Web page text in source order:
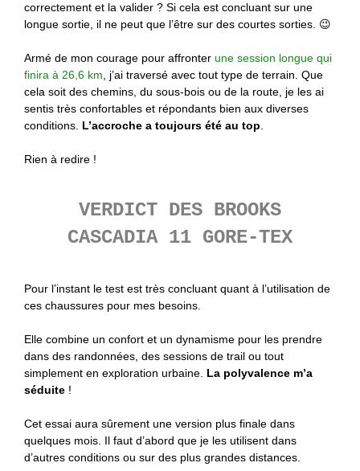
correctement et la valider ? Si cela est concluant sur une
longue sortie, il ne peut que l’être sur des courtes sorties. 😉
Armé de mon courage pour affronter une session longue qui
finira à 26,6 km, j’ai traversé avec tout type de terrain. Que
cela soit des chemins, du sous-bois ou de la route, je les ai
sentis très confortables et répondants bien aux diverses
conditions. L’accroche a toujours été au top.
Rien à redire !
VERDICT DES BROOKS
CASCADIA 11 GORE-TEX
Pour l’instant le test est très concluant quant à l’utilisation de
ces chaussures pour mes besoins.
Elle combine un confort et un dynamisme pour les prendre
dans des randonnées, des sessions de trail ou tout
simplement en exploration urbaine. La polyvalence m’a
séduite !
Cet essai aura sûrement une version plus finale dans
quelques mois. Il faut d’abord que je les utilisent dans
d’autres conditions ou sur des plus grandes distances.